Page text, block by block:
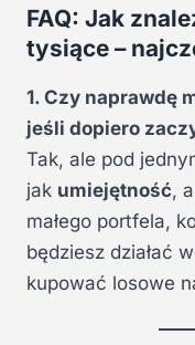
n
a
w
y
o
i
a
:
7
,
0
0
z
a
w
y
n
s
:
9
,
0
0
z
ł
.
FAQ: Jak
tysiące –
1. Czy naprawdę
jeśli dopiero
Tak, ale pod
jak umiejętność,
małego portfela,
będziesz działać
kupować losowe